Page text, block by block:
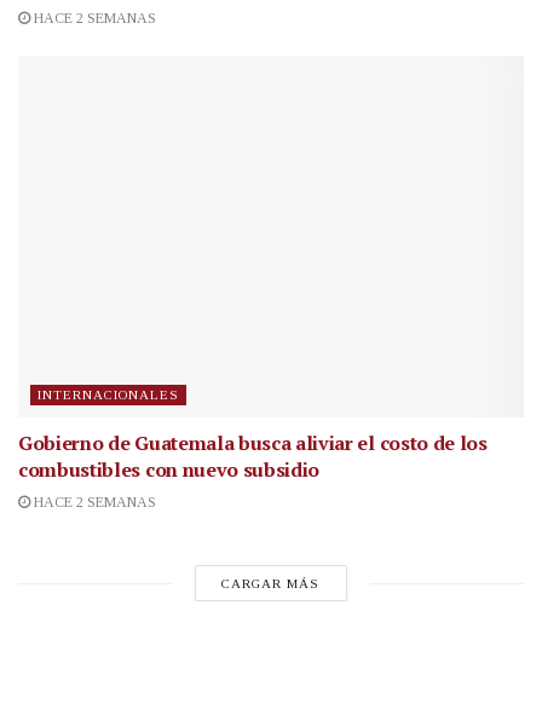
HACE 2 SEMANAS
INTERNACIONALES
Gobierno de Guatemala busca aliviar el costo de los
combustibles con nuevo subsidio
HACE 2 SEMANAS
CARGAR MÁS